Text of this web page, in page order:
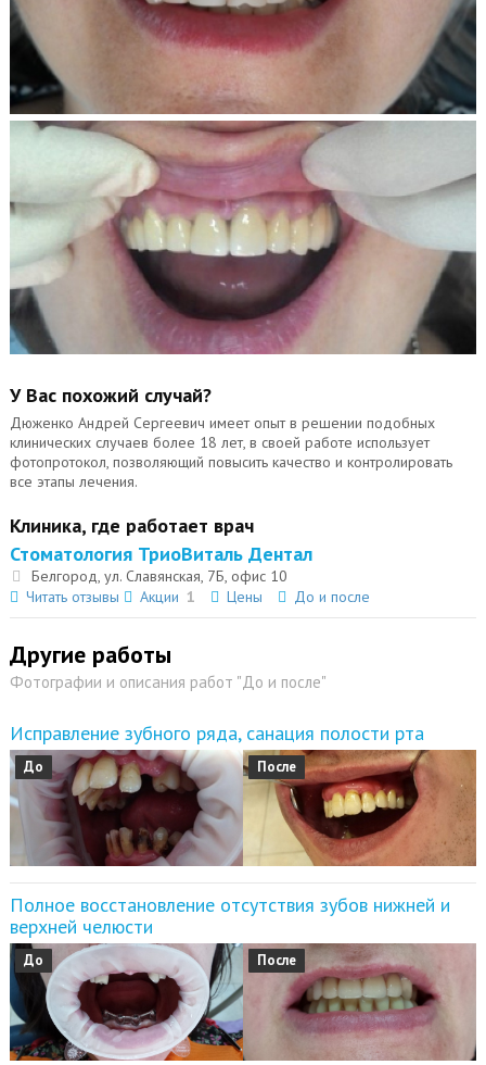
У Вас похожий случай?
Дюженко Андрей Сергеевич имеет опыт в решении подобных
клинических случаев более 18 лет, в своей работе использует
фотопротокол, позволяющий повысить качество и контролировать
все этапы лечения.
Клиника, где работает врач
Стоматология ТриоВиталь Дентал
Белгород, ул. Славянская, 7Б, офис 10
Читать отзывы
Акции 1 Цены До и после
Другие работы
Фотографии и описания работ "До и после"
Исправление зубного ряда, санация полости рта
До После
Полное восстановление отсутствия зубов нижней и
верхней челюсти
До После